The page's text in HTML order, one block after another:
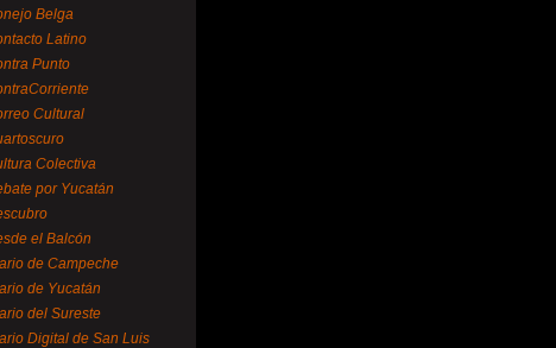
Belga
Latino
Punto
Cultural
Colectiva
por Yucatán
el Balcón
de Campeche
de Yucatán
del Sureste
Digital de San Luis